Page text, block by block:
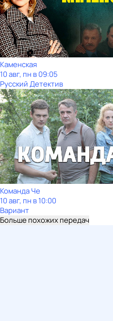
Каменская
10 авг, пн в 09:05
Русский Детектив
Команда Че
10 авг, пн в 10:00
Вариант
Больше похожих передач